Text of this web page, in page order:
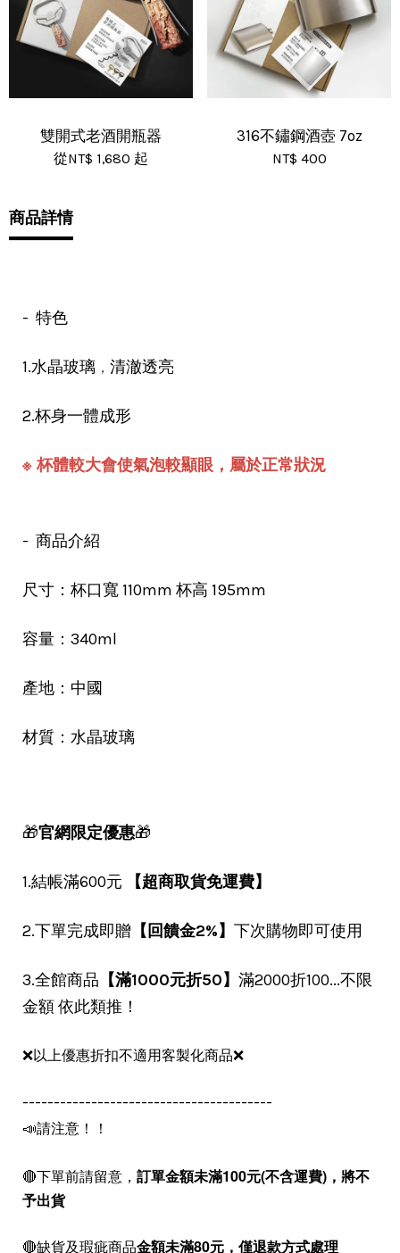
商品詳情
- 特色
1.水晶玻璃 ， 清澈透亮
2.杯身一體成形
※ 杯體較大會使氣泡較顯眼，屬於正常狀況
- 商品介紹
尺寸：杯口寬 110mm 杯高 195mm
容量：340ml
產地：中國
材質：水晶玻璃
🎁官網限定優惠🎁
1.結帳滿600元 【超商取貨免運費】
2.下單完成即贈 【回饋金2%】 下次購物即可使用
3.全館商品 【滿1000元折50】 滿2000折100...不限
金額 依此類推！
❌以上優惠折扣不適用客製化商品❌
----------------------------------------
📣請注意！！
🔴下單前請留意， 訂單金額未滿100元(不含運費)， 將不
予出貨
🔴缺貨及瑕疵商品金額未滿80元，僅退款方式處理
雙開式老酒開瓶器
從NT$ 1,680 起
316不鏽鋼酒壺 7oz
NT$ 400